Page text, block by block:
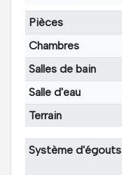
Pièces
Chambres
Salles de bain
Salle d'eau
Terrain
Système d'égouts